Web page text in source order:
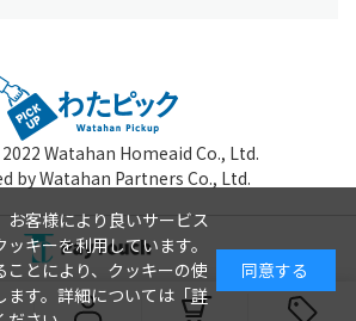
Watahan Homeaid Co., Ltd.
by Watahan Partners Co., Ltd.
お客様により良いサービス
キーを利用しています。
ことにより、クッキーの使
す。詳細については「詳
同意する